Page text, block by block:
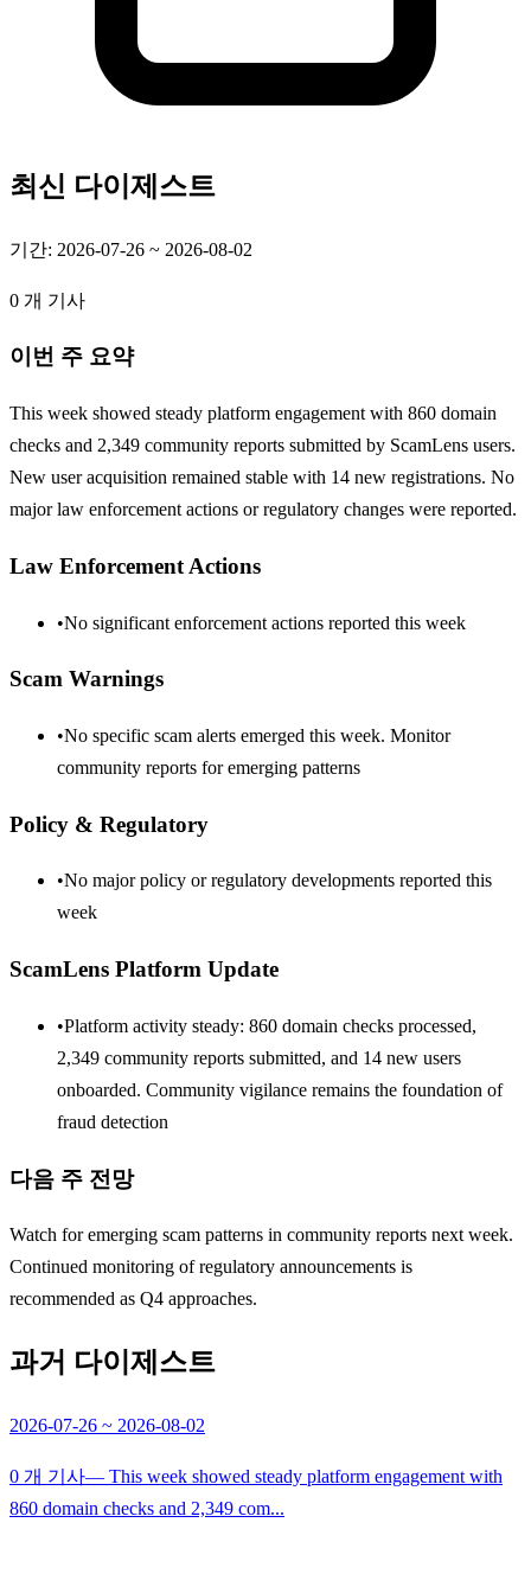
최신 다이제스트
기간: 2026-07-26 ~ 2026-08-02
0 개 기사
이번 주 요약
This week showed steady platform engagement with 860 domain
checks and 2,349 community reports submitted by ScamLens users.
New user acquisition remained stable with 14 new registrations. No
major law enforcement actions or regulatory changes were reported.
Law Enforcement Actions
•No significant enforcement actions reported this week
Scam Warnings
•No specific scam alerts emerged this week. Monitor
community reports for emerging patterns
Policy & Regulatory
•No major policy or regulatory developments reported this
week
ScamLens Platform Update
•Platform activity steady: 860 domain checks processed,
2,349 community reports submitted, and 14 new users
onboarded. Community vigilance remains the foundation of
fraud detection
다음 주 전망
Watch for emerging scam patterns in community reports next week.
Continued monitoring of regulatory announcements is
recommended as Q4 approaches.
과거 다이제스트
2026-07-26 ~ 2026-08-02
0 개 기사— This week showed steady platform engagement with
860 domain checks and 2,349 com...